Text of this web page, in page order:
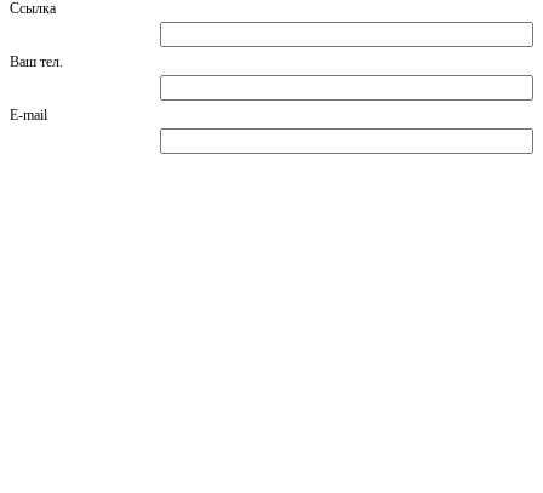
Ссылка
Ваш тел.
E-mail